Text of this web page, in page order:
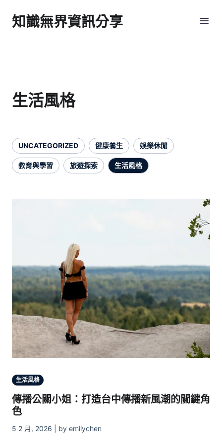
知識無界資訊分享
生活風格
UNCATEGORIZED 健康養生 娛樂休閒
教育與學習 旅遊探索 生活風格
生活風格
傳播公關小姐：打造台中傳播新風潮的關鍵角
色
5 2 月, 2026 | by emilychen